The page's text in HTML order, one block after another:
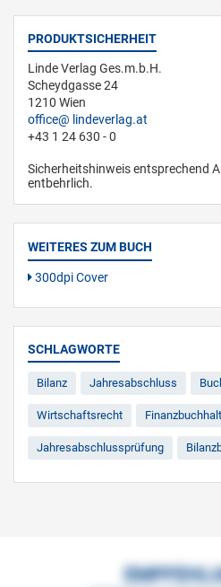
PRODUKTSICHERHEIT
Linde Verlag Ges.m.b.H.
Scheydgasse 24
1210 Wien
office
lindeverlag.at
+43 1 24 630 - 0
Sicherheitshinweis entsprechend
entbehrlich.
WEITERES ZUM BUCH
300dpi Cover
SCHLAGWORTE
Bilanz Jahresabschluss
Wirtschaftsrecht
Jahresabschlussprüfung